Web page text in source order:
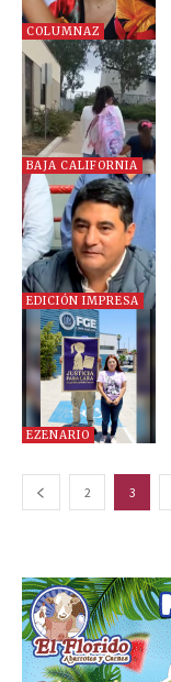
COLUMNAZ
BAJA CALIFORNIA
EDICIÓN IMPRESA
EZENARIO
2 3